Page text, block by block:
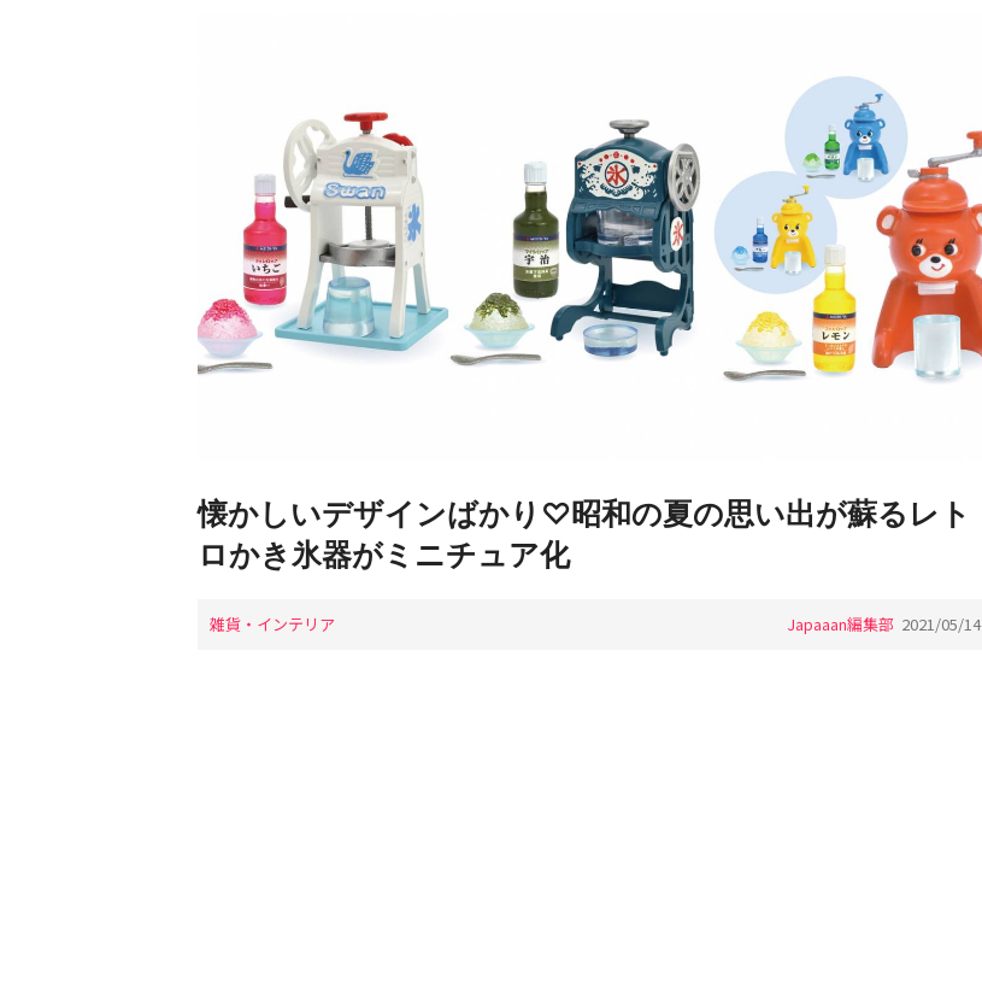
懐かしいデザインばかり♡昭和の夏の思い出が蘇るレト
ロかき氷器がミニチュア化
雑貨・インテリア Japaaan編集部 2021/05/14